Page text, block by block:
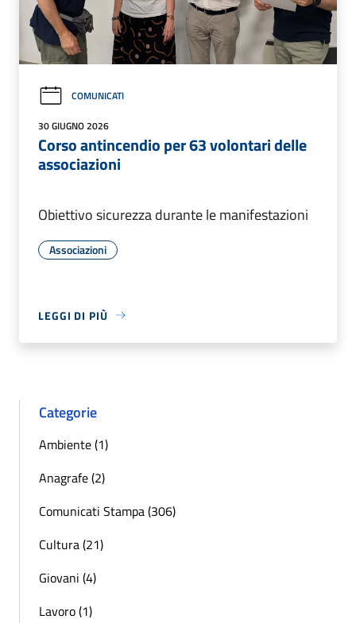
COMUNICATI
30 GIUGNO 2026
Corso antincendio per 63 volontari delle
associazioni
Obiettivo sicurezza durante le manifestazioni
Associazioni
LEGGI DI PIÙ
Categorie
Ambiente (1)
Anagrafe (2)
Comunicati Stampa (306)
Cultura (21)
Giovani (4)
Lavoro (1)